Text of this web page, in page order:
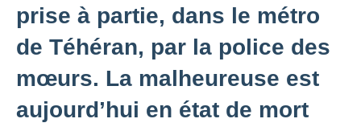
prise à partie, dans le métro
de Téhéran, par la police des
mœurs. La malheureuse est
aujourd’hui en état de mort